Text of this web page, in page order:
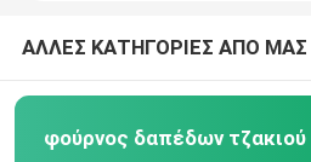
ΑΛΛΕΣ ΚΑΤΗΓΟΡΙΕΣ ΑΠΟ ΜΑΣ